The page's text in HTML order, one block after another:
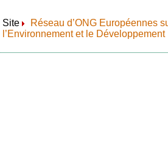
Site
Réseau d’ONG Européennes
l’Environnement et le Développement